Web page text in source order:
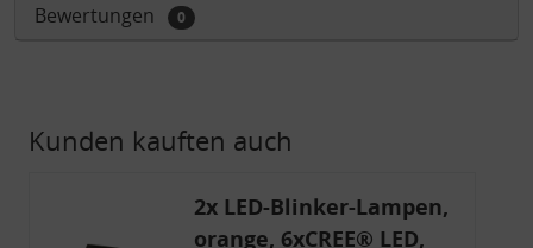
Bewertungen 0
Kunden kauften auch
2x LED-Blinker-Lampen,
orange, 6xCREE® LED,